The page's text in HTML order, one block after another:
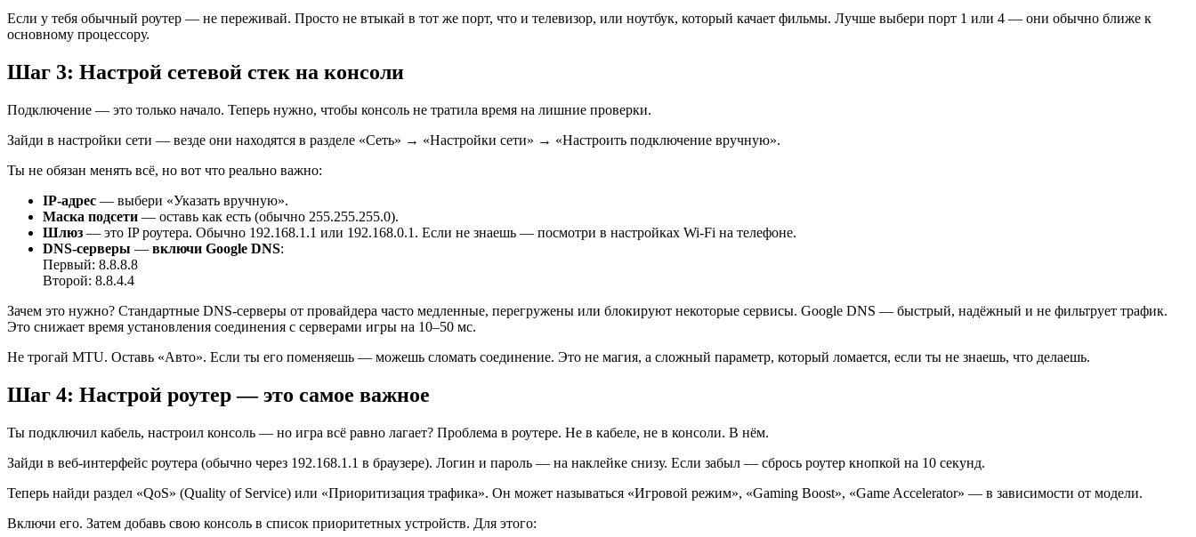
Если у тебя обычный роутер — не переживай. Просто не втыкай в тот же порт, что и телевизор, или ноутбук, который качает фильмы. Лучше выбери порт 1 или 4 — они обычно ближе к
основному процессору.
Шаг 3: Настрой сетевой стек на консоли
Подключение — это только начало. Теперь нужно, чтобы консоль не тратила время на лишние проверки.
Зайди в настройки сети — везде они находятся в разделе «Сеть» → «Настройки сети» → «Настроить подключение вручную».
Ты не обязан менять всё, но вот что реально важно:
IP-адрес — выбери «Указать вручную».
Маска подсети — оставь как есть (обычно 255.255.255.0).
Шлюз — это IP роутера. Обычно 192.168.1.1 или 192.168.0.1. Если не знаешь — посмотри в настройках Wi-Fi на телефоне.
DNS-серверы — включи Google DNS:
Первый: 8.8.8.8
Второй: 8.8.4.4
Зачем это нужно? Стандартные DNS-серверы от провайдера часто медленные, перегружены или блокируют некоторые сервисы. Google DNS — быстрый, надёжный и не фильтрует трафик.
Это снижает время установления соединения с серверами игры на 10–50 мс.
Не трогай MTU. Оставь «Авто». Если ты его поменяешь — можешь сломать соединение. Это не магия, а сложный параметр, который ломается, если ты не знаешь, что делаешь.
Шаг 4: Настрой роутер — это самое важное
Ты подключил кабель, настроил консоль — но игра всё равно лагает? Проблема в роутере. Не в кабеле, не в консоли. В нём.
Зайди в веб-интерфейс роутера (обычно через 192.168.1.1 в браузере). Логин и пароль — на наклейке снизу. Если забыл — сбрось роутер кнопкой на 10 секунд.
Теперь найди раздел «QoS» (Quality of Service) или «Приоритизация трафика». Он может называться «Игровой режим», «Gaming Boost», «Game Accelerator» — в зависимости от модели.
Включи его. Затем добавь свою консоль в список приоритетных устройств. Для этого: